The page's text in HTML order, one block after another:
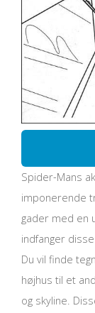
Spider-Mans
imponerende
gader med en
indfanger
Du vil finde
højhus til et
og skyline.